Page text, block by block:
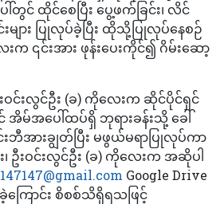
ါ်တွင် ထိုင်စေပြီး ပွေ့ဖက်ခြင်း၊ လိင်
များ ပြုလုပ်ခဲ့ပြီး ထိုသို့ပြုလုပ်နေစဉ်
းက ၎င်းအား ဖုန်းပေးကိုင်၍ ဂိမ်းဆော့
င်းလွင်ဦး (ခ) ကိုလေးက ဆိုင်ပိုင်ရှင်
အိမ်အပေါ်ထပ်ရှိ ဘုရားခန်းသို့ ခေါ်
ဘီအားချွတ်ပြီး မဖွယ်မရာပြုလုပ်ကာ
ဦးဝင်းလွင်ဦး (ခ) ကိုလေးက အဆိုပါ
147147@gmail.com Google Drive
ြောင်း စိစစ်သိရှိရသဖြင့်